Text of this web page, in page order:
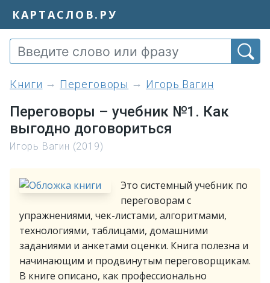
КАРТАСЛОВ.РУ
книги Переговоры Игорь Вагин
Переговоры – учебник №1. Как
выгодно договориться
Игорь Вагин (2019)
Это системный учебник по
переговорам с
упражнениями, чек-листами, алгоритмами,
технологиями, таблицами, домашними
заданиями и анкетами оценки. Книга полезна и
начинающим и продвинутым переговорщикам.
В книге описано, как профессионально